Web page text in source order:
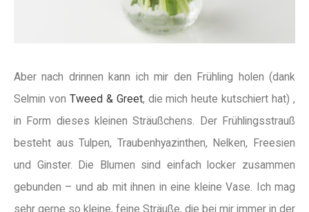
Aber nach drinnen kann ich mir den Frühling holen (dank
Selmin von Tweed & Greet, die mich heute kutschiert hat) ,
in Form dieses kleinen Sträußchens. Der Frühlingsstrauß
besteht aus Tulpen, Traubenhyazinthen, Nelken, Freesien
und Ginster. Die Blumen sind einfach locker zusammen
gebunden – und ab mit ihnen in eine kleine Vase. Ich mag
sehr gerne so kleine, feine Sträuße, die bei mir immer in der